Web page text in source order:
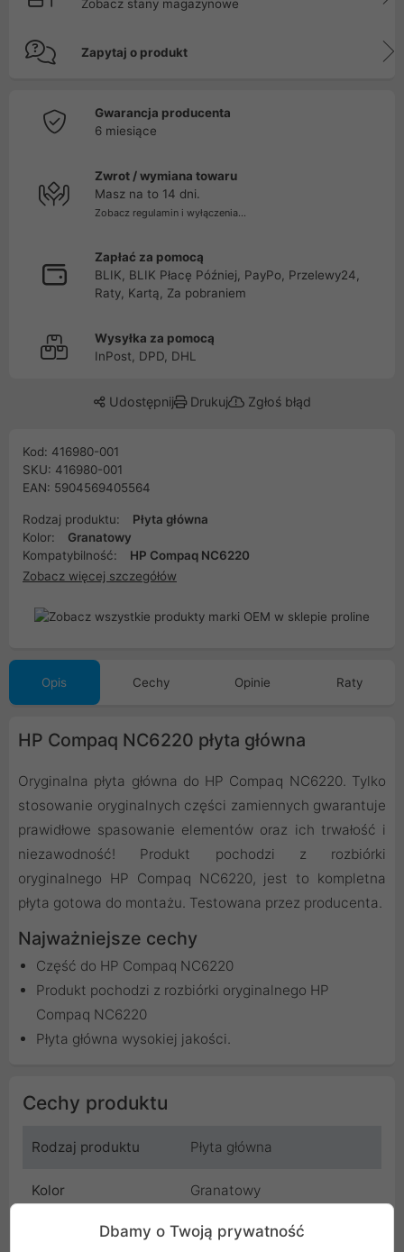
Zobacz stany magazynowe
Zapytaj o produkt
Gwarancja producenta
6 miesiące
Zwrot / wymiana towaru
Masz na to 14 dni.
Zobacz regulamin i wyłączenia...
Zapłać za pomocą
BLIK, BLIK Płacę Później, PayPo, Przelewy24,
Raty, Kartą, Za pobraniem
Wysyłka za pomocą
InPost, DPD, DHL
Udostępnij Drukuj Zgłoś błąd
Kod: 416980-001
SKU: 416980-001
EAN: 5904569405564
Rodzaj produktu:
Płyta główna
Kolor:
Granatowy
Kompatybilność:
HP Compaq NC6220
Zobacz więcej szczegółów
Opis Cechy Opinie Raty
HP Compaq NC6220 płyta główna
Oryginalna płyta główna do HP Compaq NC6220. Tylko
stosowanie oryginalnych części zamiennych gwarantuje
prawidłowe spasowanie elementów oraz ich trwałość i
niezawodność! Produkt pochodzi z rozbiórki
oryginalnego HP Compaq NC6220, jest to kompletna
płyta gotowa do montażu. Testowana przez producenta.
Najważniejsze cechy
Część do HP Compaq NC6220
Produkt pochodzi z rozbiórki oryginalnego HP
Compaq NC6220
Płyta główna wysokiej jakości.
Cechy produktu
Rodzaj produktu Płyta główna
Kolor Granatowy
Kompatybilność HP Compaq NC6220
Dbamy o Twoją prywatność